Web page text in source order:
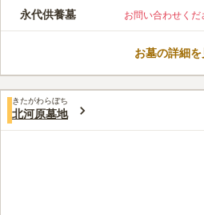
にはコインパーキングが複数あ
立地です。のうこつぼは全20区
配がありません。
この霊園はまだ誰からも評価されていませ
永代供養墓 お問い合わせくだ
お墓の詳細を
きたがわらぼち
北河原墓地